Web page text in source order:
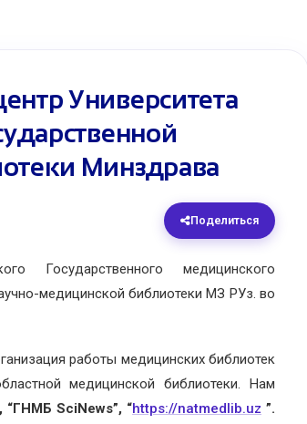
Университета
Минздрава
Поделиться
Государственного медицинского
медицинской библиотеки МЗ РУз. во
работы медицинских библиотек
медицинской библиотеки. Нам
“ГНМБ SciNews”, “https://natmedlib.uz ”.